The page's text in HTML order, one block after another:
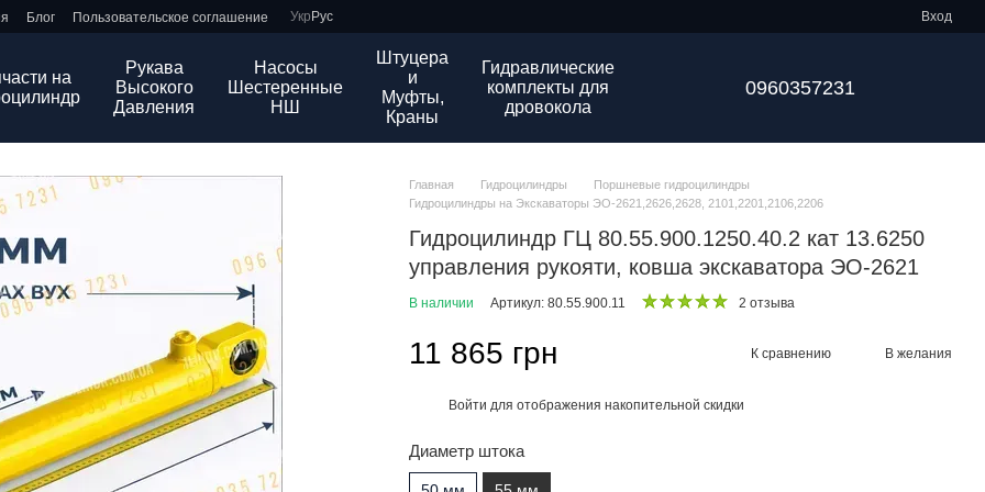
Блог Пользовательское соглашение Укр Рус Вход
на
Рукава
Высокого
Давления
Насосы
Шестеренные
НШ
Штуцера
и
Муфты,
Краны
Гидравлические
комплекты для
дровокола
0960357231
Главная Гидроцилиндры
Поршневые гидроцилиндры
Гидроцилиндры на Экскаваторы ЭО-2621,2626,2628, 2101,2201,2106,2206
Гидроцилиндр ГЦ 80.55.900.1250.40.2 кат 13.6250
управления рукояти, ковша экскаватора ЭО-2621
В наличии Артикул: 80.55.900.11 2 отзыва
11 865 грн К сравнению В желания
Войти для отображения накопительной скидки
Диаметр штока